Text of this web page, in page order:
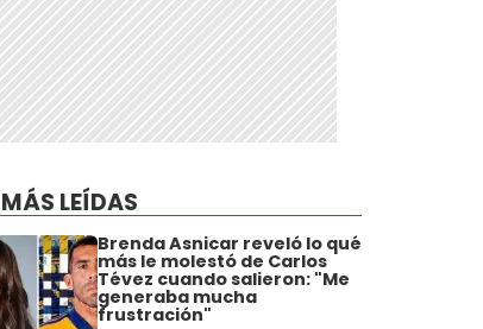
LEÍDAS
Brenda Asnicar reveló lo qué
más le molestó de Carlos
Tévez cuando salieron: "Me
generaba mucha
frustración"